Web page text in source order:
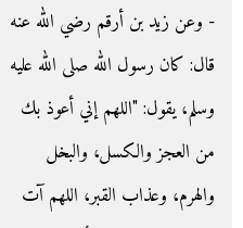
- وعن زيد بن أرقم رضي الله عنه
قال‏:‏ كان رسول الله صلى الله عليه
وسلم، يقول‏:‏ ‏"‏اللهم إني أعوذ بك
من العجز والكسل، والبخل
والهرم، وعذاب القبر، اللهم آت